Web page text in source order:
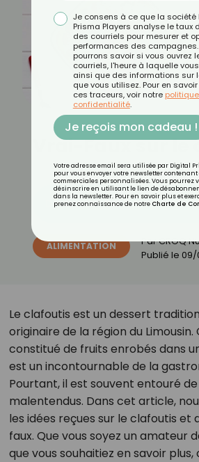
Vrai-Faux sur le
Découvrez les 11 menus
ALIMENTATION ParCROQ
Publié le 09/
Le clafoutis est un dessert
originaire de la région du Limousin.
constitué de fruits enrobés dans
est un incontournable de la
Pourtant, il est souvent entouré
malentendus. Dans cet article,
les idées reçues sur le clafoutis et
faux. Que vous soyez un amateur
que vous souhaitiez en savoir
Je consens à ce que la société
Prisma Players analyse le taux
des courriels pour mesurer et
performances des campagnes.
pourrons savoir si vous ouvrez
courriels, l'heure à laquelle
ainsi que des informations sur
que vous utilisez. Pour en
ces traceurs, voir notre
confidentialité.
Je reçois mon cadeau !
Votre adresse email sera utilisée par Digital
pour vous envoyer votre newsletter contenant
commerciales personnalisées. Vous pourrez
désinscrire en utilisant le lien de
dans la newsletter. Pour en savoir plus et
prenez connaissance de notre Charte de